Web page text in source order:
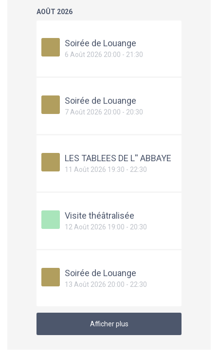
AOÛT 2026
Soirée de Louange
6 Août 2026 20:00 - 21:30
Soirée de Louange
7 Août 2026 20:00 - 20:30
LES TABLEES DE L'' ABBAYE
11 Août 2026 19:30 - 22:30
Visite théâtralisée
12 Août 2026 19:00 - 20:30
Soirée de Louange
13 Août 2026 20:00 - 22:30
Afficher plus